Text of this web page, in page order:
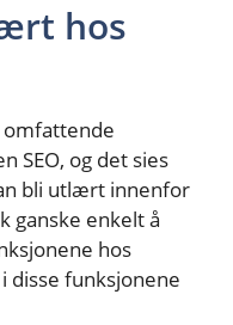
hos
SEO, og det sies
bli utlært innenfor
ganske enkelt å
hos
disse funksjonene